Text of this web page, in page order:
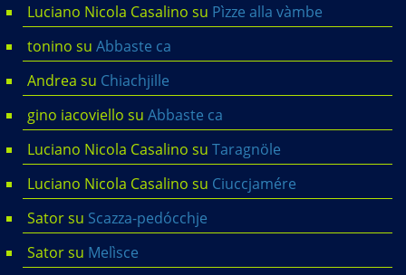
Luciano Nicola Casalino su Pìzze alla vàmbe
tonino su Abbaste ca
Andrea su Chiachjille
gino iacoviello su Abbaste ca
Luciano Nicola Casalino su Taragnöle
Luciano Nicola Casalino su Ciuccjamére
Satorsu Scazza-pedócchje
Satorsu Melìsce